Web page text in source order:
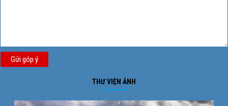
Gửi góp ý
THƯ VIỆN ẢNH